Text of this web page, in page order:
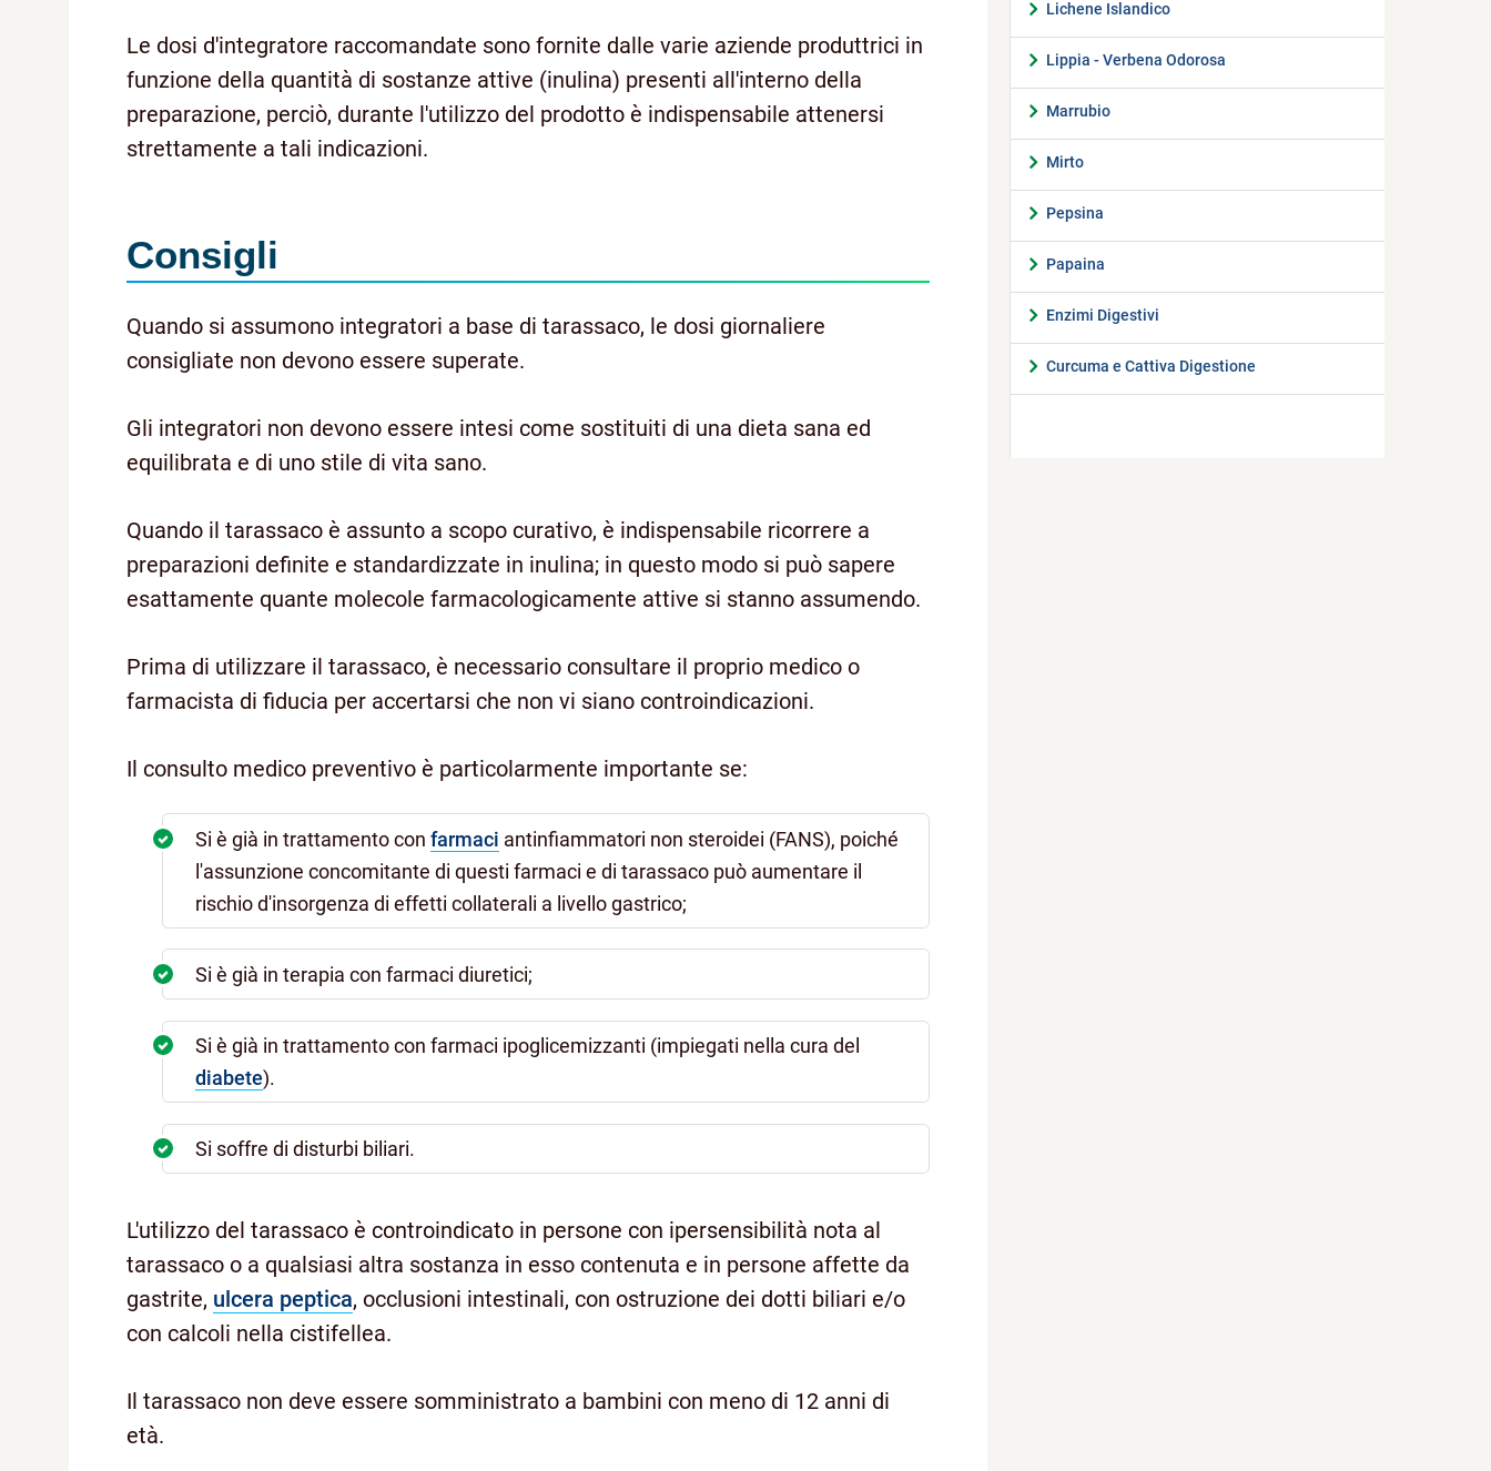
Le dosi d'integratore raccomandate sono fornite dalle varie aziende produttrici in
funzione della quantità di sostanze attive (inulina) presenti all'interno della
preparazione, perciò, durante l'utilizzo del prodotto è indispensabile attenersi
strettamente a tali indicazioni.
Consigli
Quando si assumono integratori a base di tarassaco, le dosi giornaliere
consigliate non devono essere superate.
Gli integratori non devono essere intesi come sostituiti di una dieta sana ed
equilibrata e di uno stile di vita sano.
Quando il tarassaco è assunto a scopo curativo, è indispensabile ricorrere a
preparazioni definite e standardizzate in inulina; in questo modo si può sapere
esattamente quante molecole farmacologicamente attive si stanno assumendo.
Prima di utilizzare il tarassaco, è necessario consultare il proprio medico o
farmacista di fiducia per accertarsi che non vi siano controindicazioni.
Il consulto medico preventivo è particolarmente importante se:
Si è già in trattamento confarmaci antinfiammatori non steroidei (FANS), poiché
l'assunzione concomitante di questi farmaci e di tarassaco può aumentare il
rischio d'insorgenza di effetti collaterali a livello gastrico;
Si è già in terapia con farmaci diuretici;
Si è già in trattamento con farmaci ipoglicemizzanti (impiegati nella cura del
diabete).
Si soffre di disturbi biliari.
L'utilizzo del tarassaco è controindicato in persone con ipersensibilità nota al
tarassaco o a qualsiasi altra sostanza in esso contenuta e in persone affette da
gastrite, ulcera peptica, occlusioni intestinali, con ostruzione dei dotti biliari e/o
con calcoli nella cistifellea.
Il tarassaco non deve essere somministrato a bambini con meno di 12 anni di
età.
Lichene Islandico
Lippia - Verbena Odorosa
Marrubio
Mirto
Pepsina
Papaina
Enzimi Digestivi
Curcuma e Cattiva Digestione